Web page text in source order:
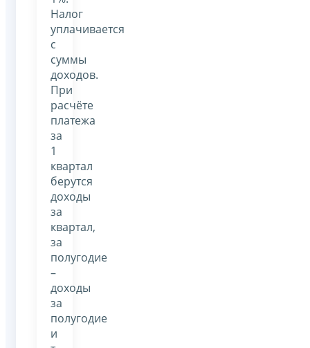
Налог
уплачивается
с
суммы
доходов.
При
расчёте
платежа
за
1
квартал
берутся
доходы
за
квартал,
за
полугодие
–
доходы
за
полугодие
и